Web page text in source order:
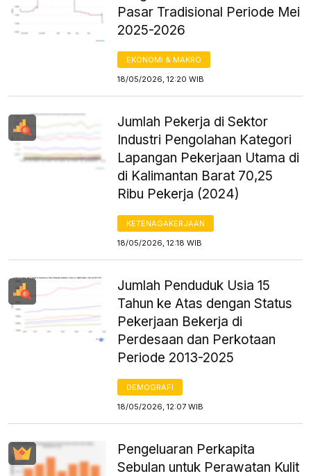
Pasar Tradisional Periode Mei
2025-2026
EKONOMI & MAKRO
18/05/2026, 12:20 WIB
Jumlah Pekerja di Sektor
Industri Pengolahan Kategori
Lapangan Pekerjaan Utama di
di Kalimantan Barat 70,25
Ribu Pekerja (2024)
KETENAGAKERJAAN
18/05/2026, 12:18 WIB
Jumlah Penduduk Usia 15
Tahun ke Atas dengan Status
Pekerjaan Bekerja di
Perdesaan dan Perkotaan
Periode 2013-2025
DEMOGRAFI
18/05/2026, 12:07 WIB
Pengeluaran Perkapita
Sebulan untuk Perawatan Kulit